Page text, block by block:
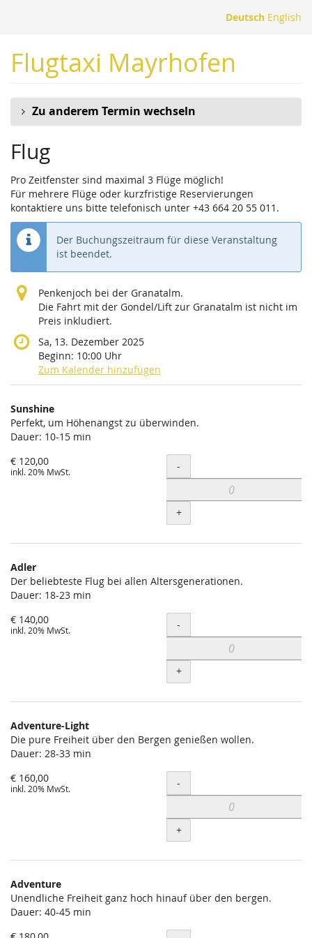
springen
Deutsch English
Flugtaxi Mayrhofen
Zu anderem Termin wechseln
Flug
Pro Zeitfenster sind maximal 3 Flüge möglich!
Für mehrere Flüge oder kurzfristige Reservierungen
kontaktiere uns bitte telefonisch unter +43 664 20 55 011.
Der Buchungszeitraum für diese Veranstaltung
ist beendet.
Penkenjoch bei der Granatalm.
Die Fahrt mit der Gondel/Lift zur Granatalm ist nicht im
Preis inkludiert.
Sa, 13. Dezember 2025
Beginn: 10:00 Uhr
Zum Kalender hinzufügen
Produkte
Unkategorisierte
Produkte
Sunshine
Perfekt, um Höhenangst zu überwinden.
Dauer: 10-15 min
€ 120,00
inkl. 20% MwSt. Menge
-
+
Adler
Der beliebteste Flug bei allen Altersgenerationen.
Dauer: 18-23 min
€ 140,00
inkl. 20% MwSt. Menge
-
+
Adventure-Light
Die pure Freiheit über den Bergen genießen wollen.
Dauer: 28-33 min
€ 160,00
inkl. 20% MwSt. Menge
-
+
Adventure
Unendliche Freiheit ganz hoch hinauf über den bergen.
Dauer: 40-45 min